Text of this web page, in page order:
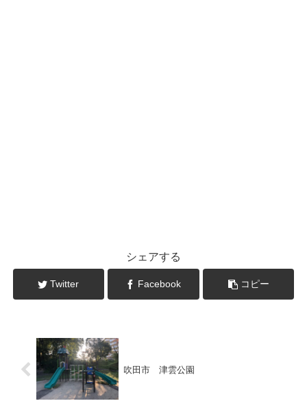
シェアする
Twitter Facebook コピー
吹田市 津雲公園